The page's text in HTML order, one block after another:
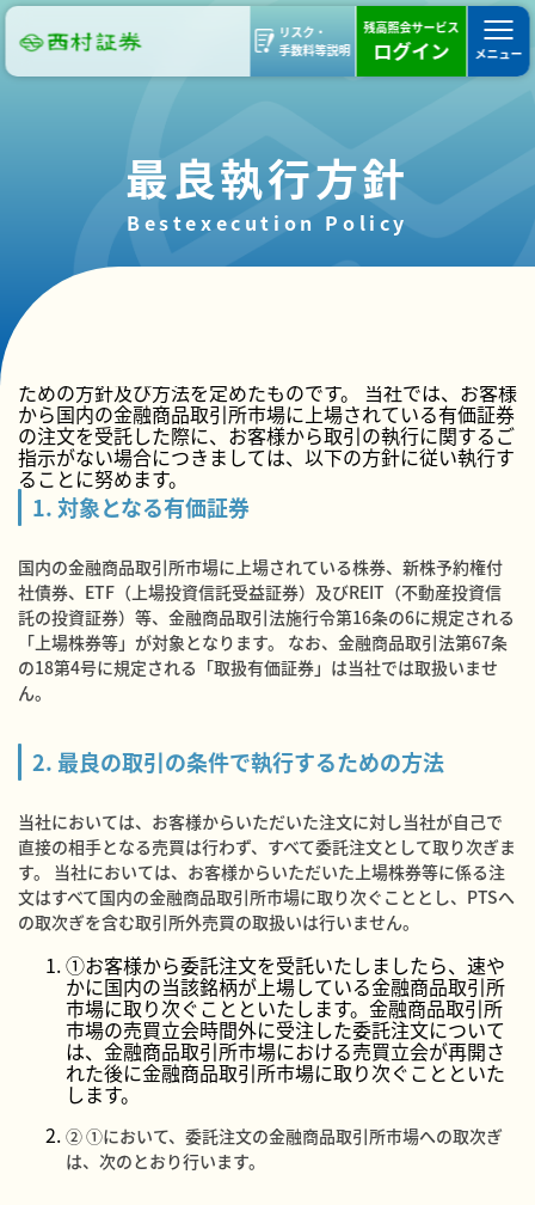
リスク・
手数料等説明
残高照会サービス
ログイン メニュー
最良執行方針
Bestexecution Policy
ための方針及び方法を定めたものです。 当社では、お客様
から国内の金融商品取引所市場に上場されている有価証券
の注文を受託した際に、お客様から取引の執行に関するご
指示がない場合につきましては、以下の方針に従い執行す
ることに努めます。
1. 対象となる有価証券
国内の金融商品取引所市場に上場されている株券、新株予約権付
社債券、ETF（上場投資信託受益証券）及びREIT（不動産投資信
託の投資証券）等、金融商品取引法施行令第16条の6に規定される
「上場株券等」が対象となります。 なお、金融商品取引法第67条
の18第4号に規定される「取扱有価証券」は当社では取扱いませ
ん。
2. 最良の取引の条件で執行するための方法
当社においては、お客様からいただいた注文に対し当社が自己で
直接の相手となる売買は行わず、すべて委託注文として取り次ぎま
す。 当社においては、お客様からいただいた上場株券等に係る注
文はすべて国内の金融商品取引所市場に取り次ぐこととし、PTSへ
の取次ぎを含む取引所外売買の取扱いは行いません。
①お客様から委託注文を受託いたしましたら、速や
かに国内の当該銘柄が上場している金融商品取引所
市場に取り次ぐことといたします。金融商品取引所
市場の売買立会時間外に受注した委託注文について
は、金融商品取引所市場における売買立会が再開さ
れた後に金融商品取引所市場に取り次ぐことといた
します。
② ①において、委託注文の金融商品取引所市場への取次ぎ
は、次のとおり行います。